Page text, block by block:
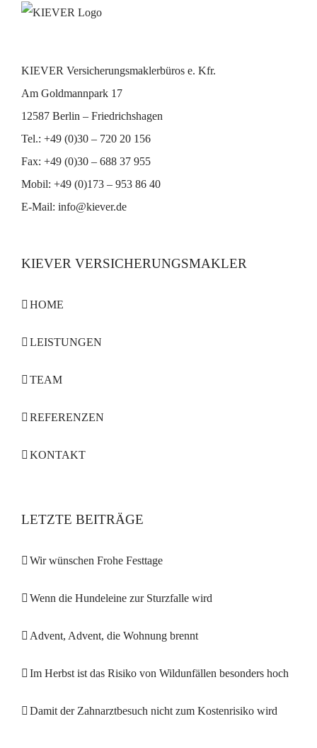
KIEVER Versicherungsmaklerbüros e. Kfr.
Am Goldmannpark 17
12587 Berlin – Friedrichshagen
Tel.: +49 (0)30 – 720 20 156
Fax: +49 (0)30 – 688 37 955
Mobil: +49 (0)173 – 953 86 40
E-Mail: info@kiever.de
KIEVER VERSICHERUNGSMAKLER
HOME
LEISTUNGEN
TEAM
REFERENZEN
KONTAKT
LETZTE BEITRÄGE
Wir wünschen Frohe Festtage
Wenn die Hundeleine zur Sturzfalle wird
Advent, Advent, die Wohnung brennt
Im Herbst ist das Risiko von Wildunfällen besonders hoch
Damit der Zahnarztbesuch nicht zum Kostenrisiko wird